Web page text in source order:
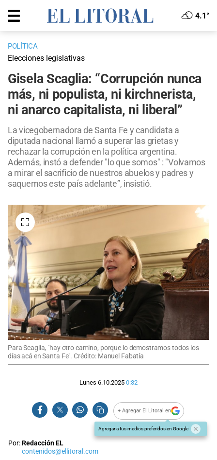
4.1°
POLÍTICA
Elecciones legislativas
Gisela Scaglia: “Corrupción nunca
más, ni populista, ni kirchnerista,
ni anarco capitalista, ni liberal”
La vicegobernadora de Santa Fe y candidata a
diputada nacional llamó a superar las grietas y
rechazar la corrupción en la política argentina.
Además, instó a defender "lo que somos" : "Volvamos
a mirar el sacrificio de nuestros abuelos y padres y
saquemos este país adelante”, insistió.
Para Scaglia, "hay otro camino, porque lo demostramos todos los
días acá en Santa Fe". Crédito: Manuel Fabatía
Lunes 6.10.2025 0:32
+ Agregar El Litoral en
Agregar a tus medios preferidos en Google
Por:Redacción EL
contenidos@ellitoral.com